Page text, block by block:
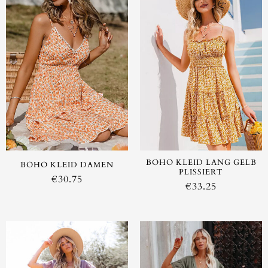
AUSVERKAUFT
BOHO KLEID DAMEN
€30.75
BOHO KLEID LANG GELB
PLISSIERT
€33.25